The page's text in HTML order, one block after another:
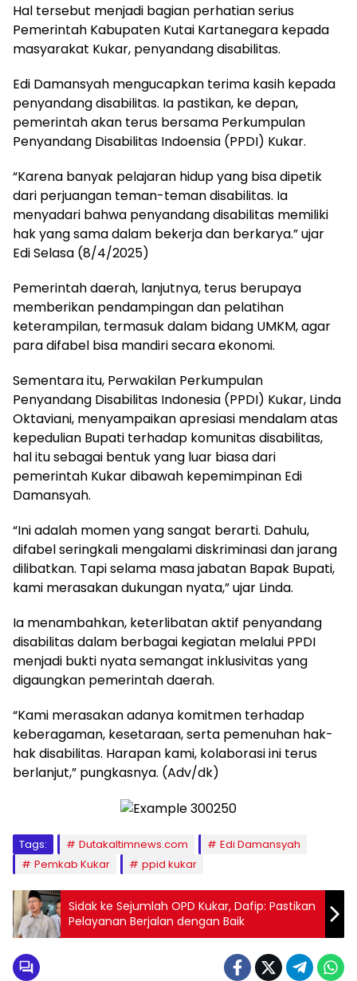
Hal tersebut menjadi bagian perhatian serius
Pemerintah Kabupaten Kutai Kartanegara kepada
masyarakat Kukar, penyandang disabilitas.
Edi Damansyah mengucapkan terima kasih kepada
penyandang disabilitas. Ia pastikan, ke depan,
pemerintah akan terus bersama Perkumpulan
Penyandang Disabilitas Indoensia (PPDI) Kukar.
“Karena banyak pelajaran hidup yang bisa dipetik
dari perjuangan teman-teman disabilitas. Ia
menyadari bahwa penyandang disabilitas memiliki
hak yang sama dalam bekerja dan berkarya.” ujar
Edi Selasa (8/4/2025)
Pemerintah daerah, lanjutnya, terus berupaya
memberikan pendampingan dan pelatihan
keterampilan, termasuk dalam bidang UMKM, agar
para difabel bisa mandiri secara ekonomi.
Sementara itu, Perwakilan Perkumpulan
Penyandang Disabilitas Indonesia (PPDI) Kukar, Linda
Oktaviani, menyampaikan apresiasi mendalam atas
kepedulian Bupati terhadap komunitas disabilitas,
hal itu sebagai bentuk yang luar biasa dari
pemerintah Kukar dibawah kepemimpinan Edi
Damansyah.
“Ini adalah momen yang sangat berarti. Dahulu,
difabel seringkali mengalami diskriminasi dan jarang
dilibatkan. Tapi selama masa jabatan Bapak Bupati,
kami merasakan dukungan nyata,” ujar Linda.
Ia menambahkan, keterlibatan aktif penyandang
disabilitas dalam berbagai kegiatan melalui PPDI
menjadi bukti nyata semangat inklusivitas yang
digaungkan pemerintah daerah.
“Kami merasakan adanya komitmen terhadap
keberagaman, kesetaraan, serta pemenuhan hak-
hak disabilitas. Harapan kami, kolaborasi ini terus
berlanjut,” pungkasnya. (Adv/dk)
Tags: Dutakaltimnews.com
Edi Damansyah
Pemkab Kukar
ppid kukar
Sidak ke Sejumlah OPD Kukar, Dafip: Pastikan
Pelayanan Berjalan dengan Baik